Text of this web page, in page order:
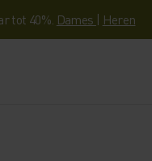
tot 40%. Dames | Heren